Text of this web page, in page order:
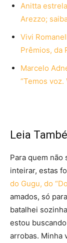
Anitta
Arezzo;
Vivi
Prêmios, da
Marcelo
“Temos voz.
Leia
Para quem não
inteirar, estas
do Gugu, do
amados, só
batalhei
estou
arrobas. Minha